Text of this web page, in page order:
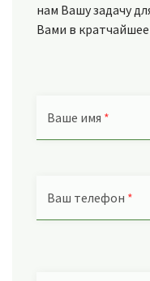
нам Вашу задачу
Вами в
Ваше имя *
Ваш телефон *